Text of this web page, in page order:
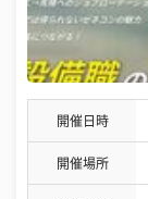
開催日時
開催場所